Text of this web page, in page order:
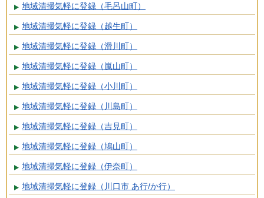
地域清掃気軽に登録（毛呂山町）
地域清掃気軽に登録（越生町）
地域清掃気軽に登録（滑川町）
地域清掃気軽に登録（嵐山町）
地域清掃気軽に登録（小川町）
地域清掃気軽に登録（川島町）
地域清掃気軽に登録（吉見町）
地域清掃気軽に登録（鳩山町）
地域清掃気軽に登録（伊奈町）
地域清掃気軽に登録（川口市 あ行/か行）